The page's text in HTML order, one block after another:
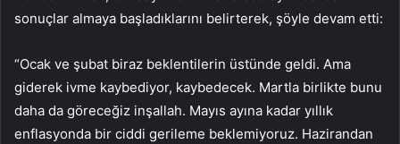
sonuçlar almaya başladıklarını belirterek, şöyle devam etti:
“Ocak ve şubat biraz beklentilerin üstünde geldi. Ama
giderek ivme kaybediyor, kaybedecek. Martla birlikte bunu
daha da göreceğiz inşallah. Mayıs ayına kadar yıllık
enflasyonda bir ciddi gerileme beklemiyoruz. Hazirandan